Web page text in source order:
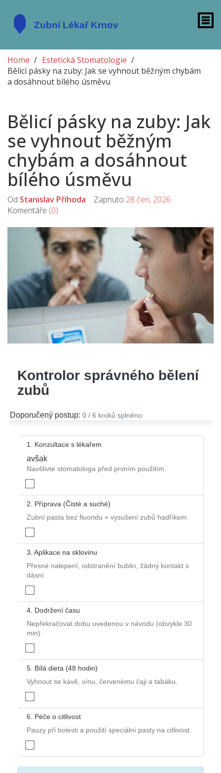
Home
Estetická Stomatologie
Bělicí pásky na zuby: Jak se vyhnout běžným chybám
a dosáhnout bílého úsměvu
Bělicí pásky na zuby: Jak
se vyhnout běžným
chybám a dosáhnout
bílého úsměvu
Od Stanislav Příhoda Zapnuto 28 čen, 2026
Komentáře (0)
Kontrolor správného bělení
zubů
Doporučený postup: 0 / 6 kroků splněno
1. Konzultace s lékařem
avšak
Navštivte stomatologa před prvním použitím.
2. Příprava (Čisté a suché)
Zubní pasta bez fluoridu + vysušení zubů hadříkem.
3. Aplikace na sklovinu
Přesné nalepení, odstranění bublin, žádný kontakt s
dásní.
4. Dodržení času
Nepřekračovat dobu uvedenou v návodu (obvykle 30
min).
5. Bílá dieta (48 hodin)
Vyhnout se kávě, vínu, červenému čaji a tabáku.
6. Péče o citlivost
Pauzy při bolesti a použití speciální pasty na citlivost.